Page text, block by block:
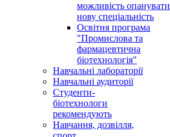
можливість опанувати
нову спеціальність
Освітня програма
"Промислова та
фармацевтична
біотехнологія"
Навчальні лабораторії
Навчальні аудиторії
Студенти-
біотехнологи
рекомендують
Навчання, дозвілля,